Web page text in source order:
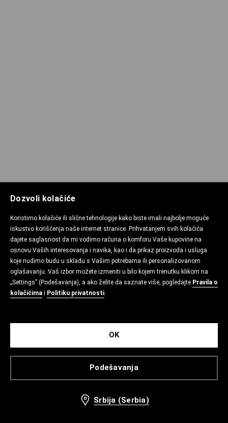
Dozvoli kolačiće
Koristimo kolačiće ili slične tehnologije kako biste imali najbolje moguće
iskustvo korišćenja naše internet stranice. Prihvatanjem svih kolačića
dajete saglasnost da mi vodimo računa o komforu Vaše kupovine na
osnovu Vaših interesovanja i navika, kao i da prikaz proizvoda i usluga
koje nudimo budu u skladu s Vašim potrebama ili personalizovanom
oglašavanju. Vaš izbor možete izmeniti u bilo kojem trenutku klikom na
„Settings” (Podešavanja), a ako želite da saznate više, pogledajte Pravila o
kolačićima i Politiku privatnosti.
Podešavanja
OK
Srbija (Serbia)